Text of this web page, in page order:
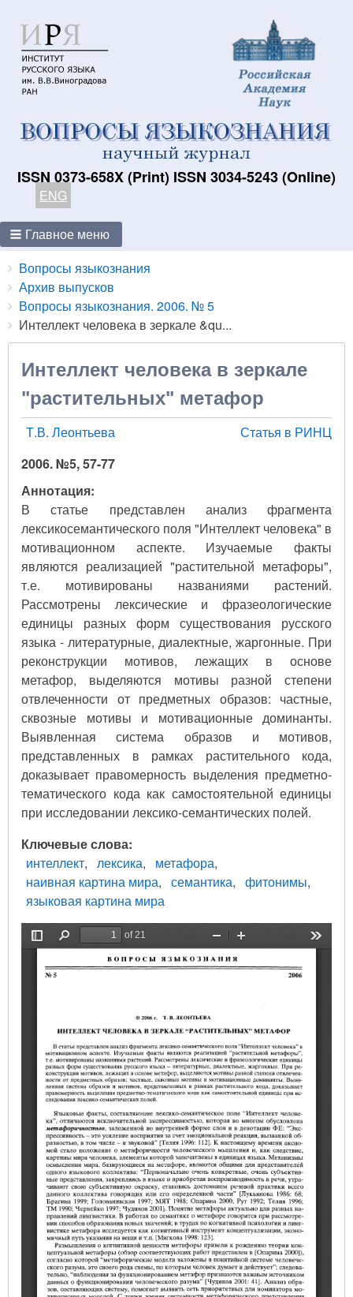
ISSN 0373-658X (Print) ISSN 3034-5243 (Online)
ENG
Главное меню
Breadcrumbs
You
are
here:
Вопросы языкознания
Архив выпусков
Вопросы языкознания. 2006. № 5
Интеллект человека в зеркале &qu...
Интеллект человека в зеркале
"растительных" метафор
Т.В. Леонтьева
Статья в РИНЦ
2006. №5, 57-77
Аннотация:
В статье представлен анализ фрагмента
лексикосемантического поля "Интеллект человека" в
мотивационном аспекте. Изучаемые факты
являются реализацией "растительной метафоры",
т.е. мотивированы названиями растений.
Рассмотрены лексические и фразеологические
единицы разных форм существования русского
языка - литературные, диалектные, жаргонные. При
реконструкции мотивов, лежащих в основе
метафор, выделяются мотивы разной степени
отвлеченности от предметных образов: частные,
сквозные мотивы и мотивационные доминанты.
Выявленная система образов и мотивов,
представленных в рамках растительного кода,
доказывает правомерность выделения предметно-
тематического кода как самостоятельной единицы
при исследовании лексико-семантических полей.
Ключевые слова
интеллект
лексика
метафора
наивная картина мира
семантика
фитонимы
языковая картина мира